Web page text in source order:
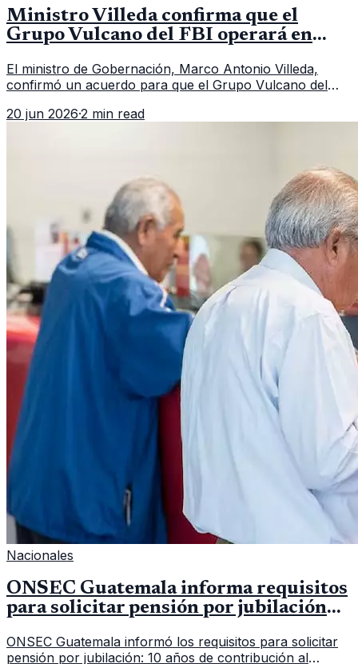
Ministro Villeda confirma que el
Grupo Vulcano del FBI operará en
El ministro de Gobernación, Marco Antonio Villeda,
confirmó un acuerdo para que el Grupo Vulcano del
fallido con la administración anterior del Ministerio
20 jun 2026·2 min read
Nacionales
ONSEC Guatemala informa requisitos
para solicitar pensión por jubilación
ONSEC Guatemala informó los requisitos para solicitar
pensión por jubilación: 10 años de contribución al